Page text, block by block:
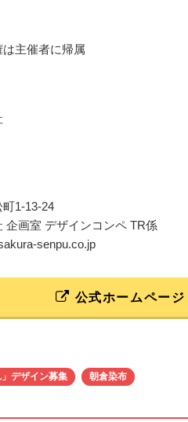
主催者に帰属
1-13-24
企画室 デザインコンペ TR係
senpu.co.jp
公式ホームページ
デザイン募集 朝倉染布